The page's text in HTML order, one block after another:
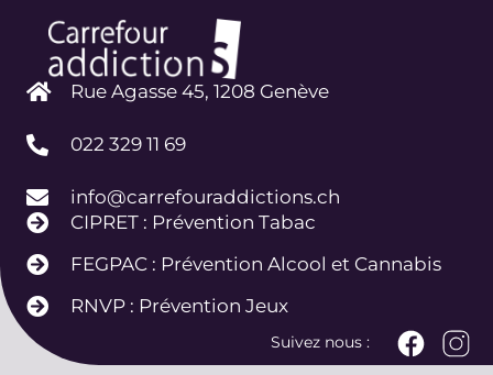
Rue Agasse 45, 1208 Genève
022 329 11 69
info@carrefouraddictions.ch
CIPRET : Prévention Tabac
FEGPAC : Prévention Alcool et Cannabis
RNVP : Prévention Jeux
Suivez nous :